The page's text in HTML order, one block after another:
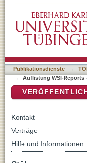
Publikationsdienste →
→
Auflistung WSI-Reports
Kontakt
Verträge
Hilfe und Informationen